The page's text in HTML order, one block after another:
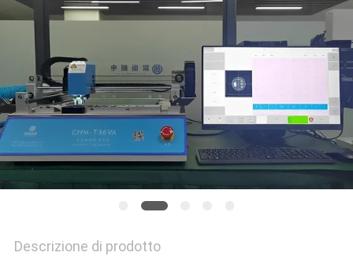
POLITICA
SULLA
PRIVACY
Descrizione di prodotto